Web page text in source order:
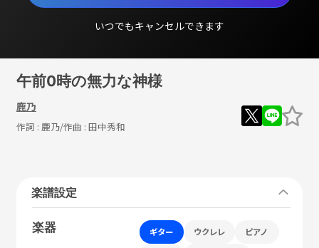
いつでもキャンセルできます
午前0時の無力な神様
鹿乃
作詞 : 鹿乃/作曲 : 田中秀和
楽譜設定
楽器 ギター ウクレレ ピアノ